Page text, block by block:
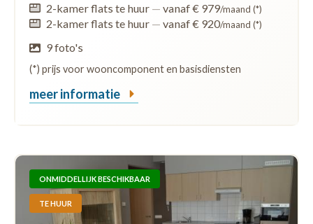
2-kamer flats te huur — vanaf € 979/maand (*)
2-kamer flats te huur — vanaf € 920/maand (*)
9 foto's
(*) prijs voor wooncomponent en basisdiensten
meer informatie
ONMIDDELLIJK BESCHIKBAAR
TE HUUR